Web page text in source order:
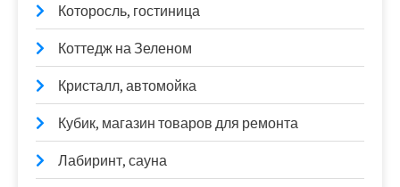
Которосль, гостиница
Коттедж на Зеленом
Кристалл, автомойка
Кубик, магазин товаров для ремонта
Лабиринт, сауна